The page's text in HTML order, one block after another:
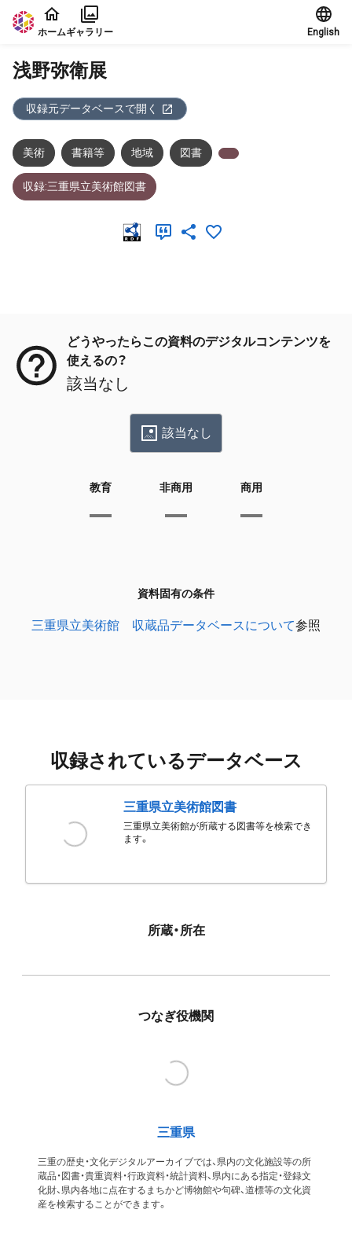
本文に飛ぶ
ホームギャラリー English
浅野弥衛展
収録元データベースで開く
美術 書籍等 地域 図書
収録:三重県立美術館図書
どうやったらこの資料のデジタルコンテンツを
使えるの？
該当なし
該当なし
教育 非商用 商用
資料固有の条件
三重県立美術館 収蔵品データベースについて参照
収録されているデータベース
三重県立美術館図書
三重県立美術館が所蔵する図書等を検索でき
ます。
所蔵・所在
つなぎ役機関
三重県
三重の歴史・文化デジタルアーカイブでは、県内の文化施設等の所
蔵品・図書・貴重資料・行政資料・統計資料、県内にある指定・登録文
化財、県内各地に点在するまちかど博物館や句碑、道標等の文化資
産を検索することができます。